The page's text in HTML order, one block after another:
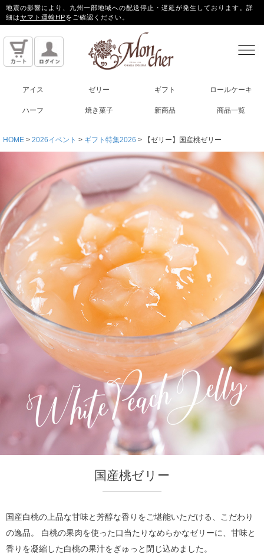
地震の影響により、九州一部地域への配送停止・遅延が発生しております。詳
細はヤマト運輸HPをご確認ください。
アイス ゼリー ギフト ロールケーキ
ハーフ 焼き菓子 新商品 商品一覧
HOME 2026イベント ギフト特集2026 【ゼリー】国産桃ゼリー
国産桃ゼリー
国産白桃の上品な甘味と芳醇な香りをご堪能いただける、こだわり
の逸品。 白桃の果肉を使った口当たりなめらかなゼリーに、甘味と
香りを凝縮した白桃の果汁をぎゅっと閉じ込めました。